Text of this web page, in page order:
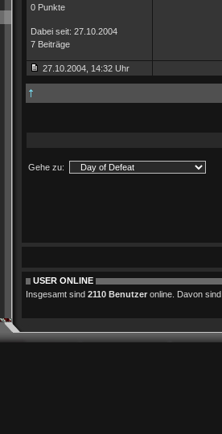
0 Punkte
Dabei seit: 27.10.2004
7 Beiträge
27.10.2004, 14:32 Uhr
Gehe zu:
USER ONLINE
Insgesamt sind 2110 Benutzer online. Davon